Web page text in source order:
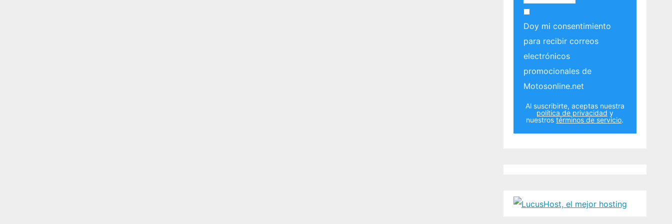
Doy mi consentimiento
para recibir correos
electrónicos
promocionales de
Motosonline.net
Al suscribirte, aceptas nuestra
política de privacidad y
nuestrostérminos de servicio.